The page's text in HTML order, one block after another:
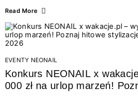
świata beauty i oszałamiających
zmysłami: przez soczysty kolor,
orzeźwiający zapach i słodki akcent na
NEONAIL łączy siły z marką Willisch,
na styku jedzenia i piękna....
Read More
EVENTY NEONAIL
Konkurs NEONAIL x
000 zł na urlop marzeń!